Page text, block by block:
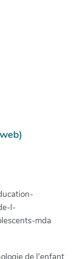
l-
mda
de l'enfant